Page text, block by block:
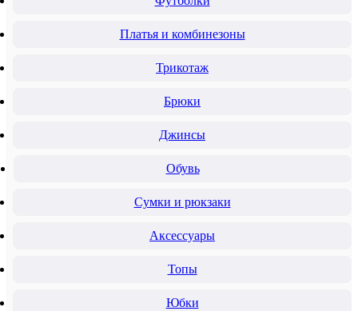
Платья и комбинезоны
Трикотаж
Брюки
Джинсы
Обувь
Сумки и рюкзаки
Аксессуары
Топы
Юбки